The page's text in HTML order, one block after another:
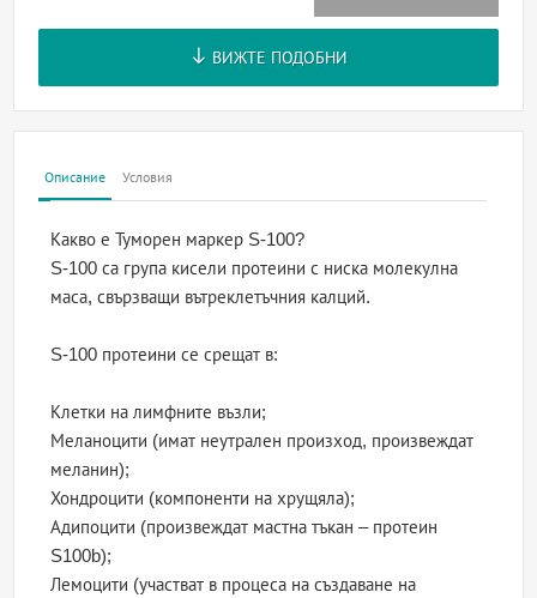
ВИЖТЕ ПОДОБНИ
Описание Условия
Какво е Туморен маркер S-100?
S-100 са група кисели протеини с ниска молекулна
маса, свързващи вътреклетъчния калций.
S-100 протеини се срещат в:
Клетки на лимфните възли;
Меланоцити (имат неутрален произход, произвеждат
меланин);
Хондроцити (компоненти на хрущяла);
Адипоцити (произвеждат мастна тъкан – протеин
S100b);
Лемоцити (участват в процеса на създаване на